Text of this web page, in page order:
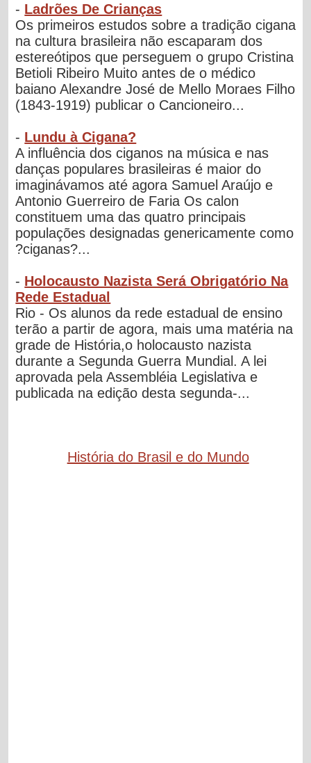
- Ladrões De Crianças
Os primeiros estudos sobre a tradição cigana
na cultura brasileira não escaparam dos
estereótipos que perseguem o grupo Cristina
Betioli Ribeiro Muito antes de o médico
baiano Alexandre José de Mello Moraes Filho
(1843-1919) publicar o Cancioneiro...
- Lundu à Cigana?
A influência dos ciganos na música e nas
danças populares brasileiras é maior do
imaginávamos até agora Samuel Araújo e
Antonio Guerreiro de Faria Os calon
constituem uma das quatro principais
populações designadas genericamente como
?ciganas?...
- Holocausto Nazista Será Obrigatório Na
Rede Estadual
Rio - Os alunos da rede estadual de ensino
terão a partir de agora, mais uma matéria na
grade de História,o holocausto nazista
durante a Segunda Guerra Mundial. A lei
aprovada pela Assembléia Legislativa e
publicada na edição desta segunda-...
História do Brasil e do Mundo